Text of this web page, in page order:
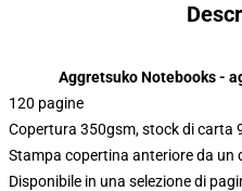
Aggretsuko Notebooks -
120 pagine
Copertura 350gsm, stock di carta
Stampa copertina anteriore da un
Disponibile in una selezione di